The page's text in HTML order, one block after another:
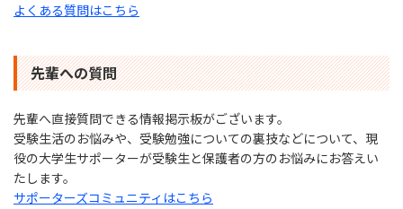
よくある質問はこちら
先輩への質問
先輩へ直接質問できる情報掲⽰板がございます。
受験⽣活のお悩みや、受験勉強についての裏技などについて、現
役の⼤学⽣サポーターが受験⽣と保護者の⽅のお悩みにお答えい
たします。
サポーターズコミュニティはこちら